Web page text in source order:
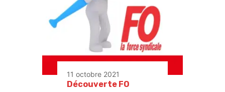
11 octobre 2021
Découverte FO